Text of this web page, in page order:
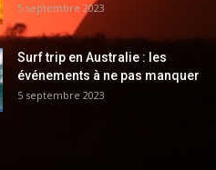
5 septembre 2023
Surf trip en Australie : les
événements à ne pas manquer
5 septembre 2023